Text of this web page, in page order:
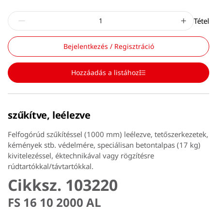
Tétel
Bejelentkezés / Regisztráció
Hozzáadás a listához
szűkítve, leélezve
Felfogórúd szűkítéssel (1000 mm) leélezve, tetőszerkezetek,
kémények stb. védelmére, speciálisan betontalpas (17 kg)
kivitelezéssel, éktechnikával vagy rögzítésre
rúdtartókkal/távtartókkal.
Cikksz. 103220
FS 16 10 2000 AL